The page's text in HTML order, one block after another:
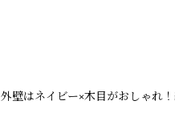
外壁はネイビー×木目がおしゃれ